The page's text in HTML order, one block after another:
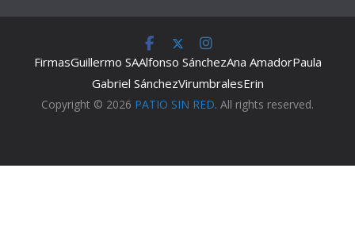
FirmasGuillermo SAAlfonso SánchezAna AmadorPaula
Gabriel SánchezVirumbralesErin
Copyright © 2026 PATIO SIN RED. All rights reserved.